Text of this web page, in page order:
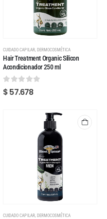
CUIDADO CAPILAR,DERMOCOSMÉTICA
Hair Treatment Organic Silicon
Acondicionador 250 ml
0 out of 5
$57.678
CUIDADO CAPILAR,DERMOCOSMÉTICA